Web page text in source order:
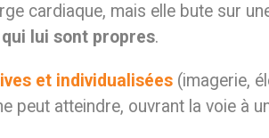
cardiaque, mais elle bute sur
lui sont propres.
et individualisées (imagerie,
atteindre, ouvrant la voie à